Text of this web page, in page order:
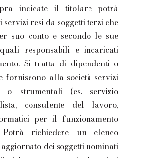
indicate il titolare potrà
servizi resi da soggetti terzi che
suo conto e secondo le sue
responsabili e incaricati
Si tratta di dipendenti o
forniscono alla società servizi
o strumentali (es. servizio
consulente del lavoro,
per il funzionamento
richiedere un elenco
dei soggetti nominati